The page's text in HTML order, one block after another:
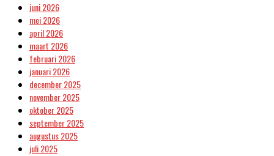
juni 2026
mei 2026
april 2026
maart 2026
februari 2026
januari 2026
december 2025
november 2025
oktober 2025
september 2025
augustus 2025
juli 2025